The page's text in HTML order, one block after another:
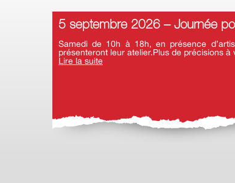
5 septembre 2026 – Journée
Samedi de 10h à 18h, en présence
présenteront leur atelier.Plus de précisions à
Lire la suite